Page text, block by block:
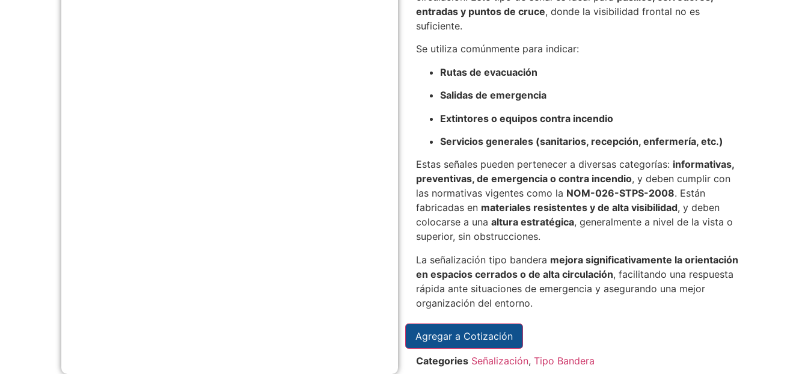
entradas y puntos de cruce, donde la visibilidad frontal no es
suficiente.
Se utiliza comúnmente para indicar:
Rutas de evacuación
Salidas de emergencia
Extintores o equipos contra incendio
Servicios generales (sanitarios, recepción, enfermería, etc.)
Estas señales pueden pertenecer a diversas categorías: informativas,
preventivas, de emergencia o contra incendio, y deben cumplir con
las normativas vigentes como la NOM-026-STPS-2008. Están
fabricadas en materiales resistentes y de alta visibilidad, y deben
colocarse a una altura estratégica, generalmente a nivel de la vista o
superior, sin obstrucciones.
La señalización tipo bandera mejora significativamente la orientación
en espacios cerrados o de alta circulación, facilitando una respuesta
rápida ante situaciones de emergencia y asegurando una mejor
organización del entorno.
Agregar a Cotización
Categories Señalización, Tipo Bandera